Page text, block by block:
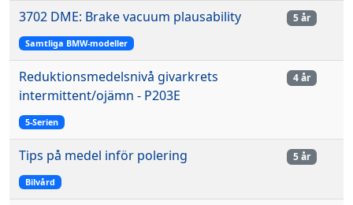
3702 DME: Brake vacuum plausability
Samtliga BMW-modeller
5 år
Reduktionsmedelsnivå givarkrets
intermittent/ojämn - P203E
5-Serien
4 år
Tips på medel inför polering
Bilvård
5 år